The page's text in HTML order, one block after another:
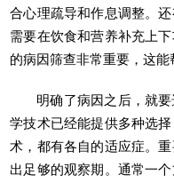
合心理疏导和作息调整。
需要在饮食和营养补充上
的病因筛查非常重要，这能
明确了病因之后，就
学技术已经能提供多种选
术，都有各自的适应症。
出足够的观察期。通常一